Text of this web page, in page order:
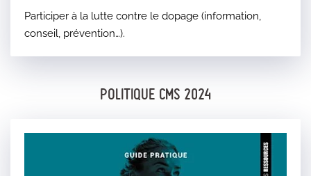
Participer à la lutte contre le dopage (information,
conseil, prévention…).
POLITIQUE CMS 2024